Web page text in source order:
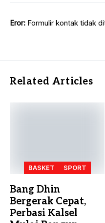
Eror: Formulir kontak tidak
Related Articles
BASKET SPORT
Bang Dhin
Bergerak Cepat,
Perbasi Kalsel